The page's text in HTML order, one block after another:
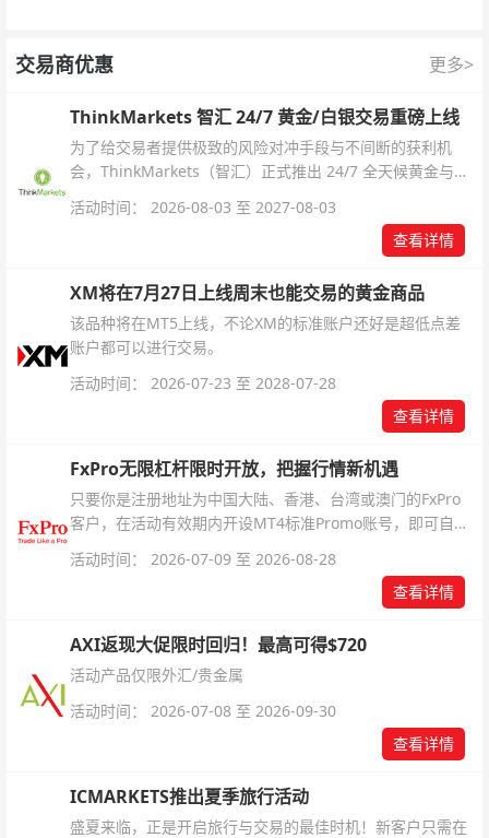
交易商优惠 更多>
ThinkMarkets 智汇 24/7 黄金/白银交易重磅上线
为了给交易者提供极致的风险对冲手段与不间断的获利机
会，ThinkMarkets（智汇）正式推出 24/7 全天候黄金与白
杆配置、支持软件及交易细则。
活动时间： 2026-08-03 至 2027-08-03
查看详情
XM将在7月27日上线周末也能交易的黄金商品
该品种将在MT5上线，不论XM的标准账户还好是超低点差
账户都可以进行交易。
活动时间： 2026-07-23 至 2028-07-28
查看详情
FxPro无限杠杆限时开放，把握行情新机遇
只要你是注册地址为中国大陆、香港、台湾或澳门的FxPro
客户，在活动有效期内开设MT4标准Promo账号，即可自动
活动时间： 2026-07-09 至 2026-08-28
查看详情
AXI返现大促限时回归！最高可得$720
活动产品仅限外汇/贵金属
活动时间： 2026-07-08 至 2026-09-30
查看详情
ICMARKETS推出夏季旅行活动
盛夏来临，正是开启旅行与交易的最佳时机！新客户只需在